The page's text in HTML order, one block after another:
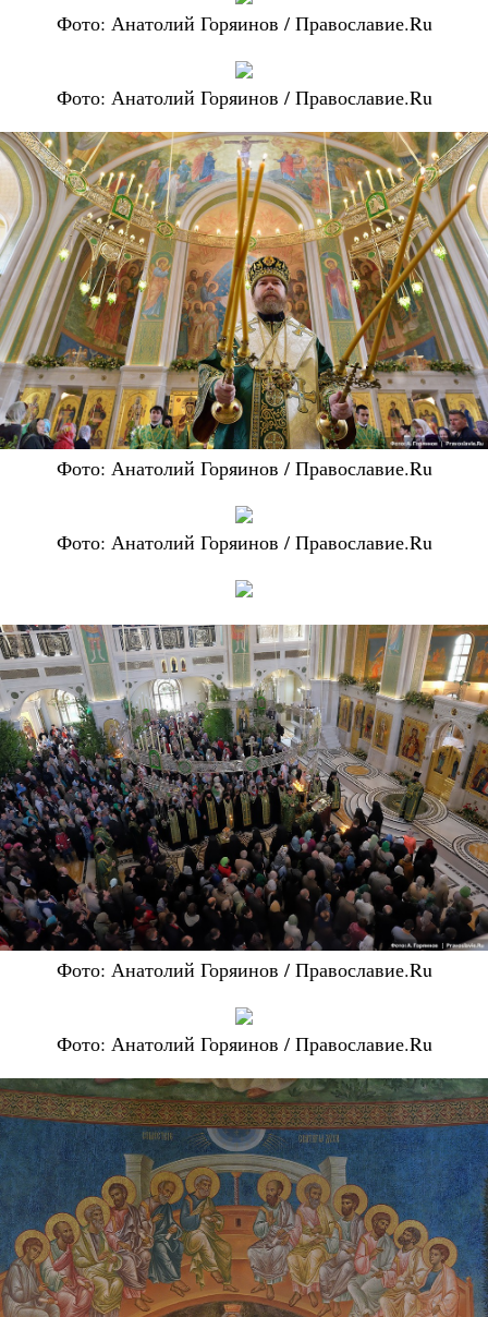
Фото: Анатолий Горяинов / Православие.Ru
Фото: Анатолий Горяинов / Православие.Ru
Фото: Анатолий Горяинов / Православие.Ru
Фото: Анатолий Горяинов / Православие.Ru
Фото: Анатолий Горяинов / Православие.Ru
Фото: Анатолий Горяинов / Православие.Ru